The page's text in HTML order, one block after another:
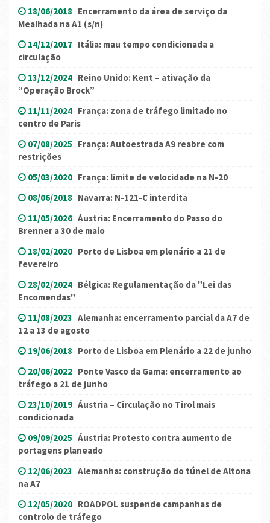
18/06/2018 Encerramento da área de serviço da
Mealhada na A1 (s/n)
14/12/2017 Itália: mau tempo condicionada a
circulação
13/12/2024 Reino Unido: Kent – ativação da
“Operação Brock”
11/11/2024 França: zona de tráfego limitado no
centro de Paris
07/08/2025 França: Autoestrada A9 reabre com
restrições
05/03/2020 França: limite de velocidade na N-20
08/06/2018 Navarra: N-121-C interdita
11/05/2026 Áustria: Encerramento do Passo do
Brenner a 30 de maio
18/02/2020 Porto de Lisboa em plenário a 21 de
fevereiro
28/02/2024 Bélgica: Regulamentação da "Lei das
Encomendas"
11/08/2023 Alemanha: encerramento parcial da A7 de
12 a 13 de agosto
19/06/2018 Porto de Lisboa em Plenário a 22 de junho
20/06/2022 Ponte Vasco da Gama: encerramento ao
tráfego a 21 de junho
23/10/2019 Áustria – Circulação no Tirol mais
condicionada
09/09/2025 Áustria: Protesto contra aumento de
portagens planeado
12/06/2023 Alemanha: construção do túnel de Altona
na A7
12/05/2020 ROADPOL suspende campanhas de
controlo de tráfego